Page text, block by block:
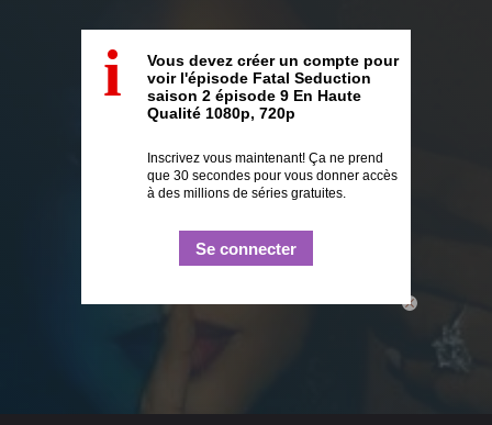
close
i
Vous devez créer un compte pour
voir l'épisode Fatal Seduction
saison 2 épisode 9 En Haute
Qualité 1080p, 720p
Inscrivez vous maintenant! Ça ne prend
que 30 secondes pour vous donner accès
à des millions de séries gratuites.
Se connecter